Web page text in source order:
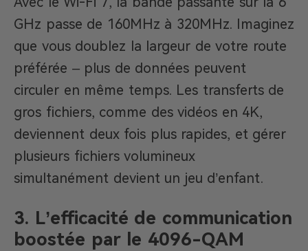
GHz passe de 160MHz à 320MHz. Imaginez
que vous doublez la largeur de votre route
préférée – plus de données peuvent
circuler en même temps. Les transferts de
gros fichiers, comme des vidéos en 4K,
deviennent deux fois plus rapides, et gérer
plusieurs fichiers volumineux
simultanément devient un jeu d’enfant.
3. L’efficacité de communication
boostée par le 4096-QAM